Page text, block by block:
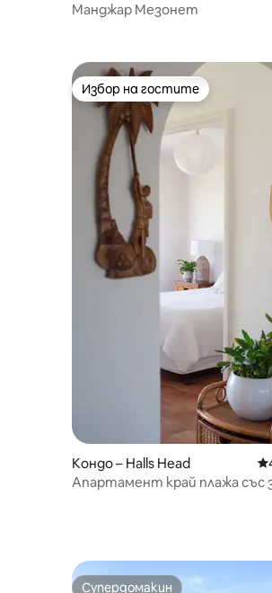
Манджар Мезонет
Избор на гостите
Избор на гостите
Кондо – Halls Head
Апартамент край плажа със
Супердомакин